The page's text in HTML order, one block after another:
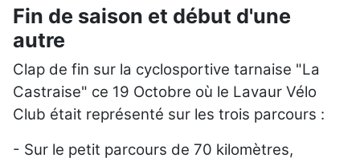
Fin de saison et début d'une
autre
Clap de fin sur la cyclosportive tarnaise "La
Castraise" ce 19 Octobre où le Lavaur Vélo
Club était représenté sur les trois parcours :
- Sur le petit parcours de 70 kilomètres,